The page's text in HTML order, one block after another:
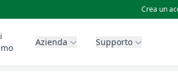
Crea un
Azienda Supporto